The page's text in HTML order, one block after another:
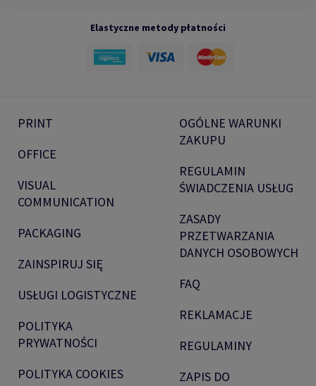
Elastyczne metody płatności
PRINT
OFFICE
VISUAL
COMMUNICATION
PACKAGING
ZAINSPIRUJ SIĘ
USŁUGI LOGISTYCZNE
POLITYKA
PRYWATNOŚCI
POLITYKA COOKIES
OGÓLNE WARUNKI
ZAKUPU
REGULAMIN
ŚWIADCZENIA USŁUG
ZASADY
PRZETWARZANIA
DANYCH OSOBOWYCH
FAQ
REKLAMACJE
REGULAMINY
ZAPIS DO